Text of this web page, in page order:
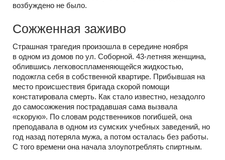
возбуждено не было.
Сожженная заживо
Страшная трагедия произошла в середине ноября
в одном из домов по ул. Соборной. 43-летняя женщина,
облившись легковоспламеняющейся жидкостью,
подожгла себя в собственной квартире. Прибывшая на
место происшествия бригада скорой помощи
констатировала смерть. Как стало известно, незадолго
до самосожжения пострадавшая сама вызвала
«скорую». По словам родственников погибшей, она
преподавала в одном из сумских учебных заведений, но
год назад потеряла мужа, а потом осталась без работы.
С того времени она начала злоупотреблять спиртным.